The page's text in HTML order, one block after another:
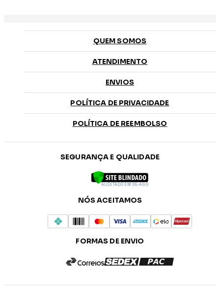
QUEM SOMOS
ATENDIMENTO
ENVIOS
POLÍTICA DE PRIVACIDADE
POLÍTICA DE REEMBOLSO
SEGURANÇA E QUALIDADE
AUDITADO EM 06-AGO
NÓS ACEITAMOS
FORMAS DE ENVIO